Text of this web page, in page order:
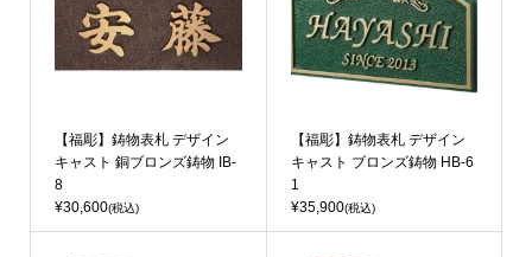
【福彫】鋳物表札 デザイン
キャスト 銅ブロンズ鋳物 IB-
8
¥30,600(税込)
【福彫】鋳物表札 デザイン
キャスト ブロンズ鋳物 HB-6
1
¥35,900(税込)